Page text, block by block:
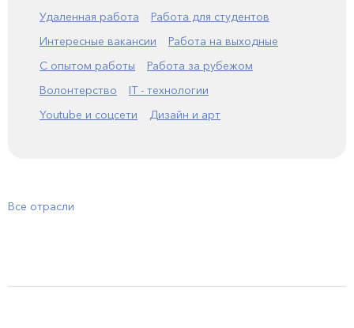
Удаленная работа
Работа для студентов
Интересные вакансии
Работа на выходные
С опытом работы
Работа за рубежом
Волонтерство
IT - технологии
Youtube и соцсети
Дизайн и арт
Все отрасли